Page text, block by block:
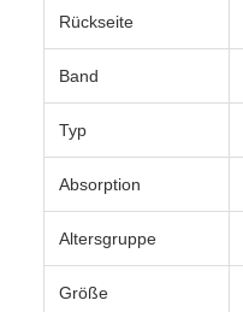
Rückseite
Band
Typ
Absorption
Altersgruppe
Größe